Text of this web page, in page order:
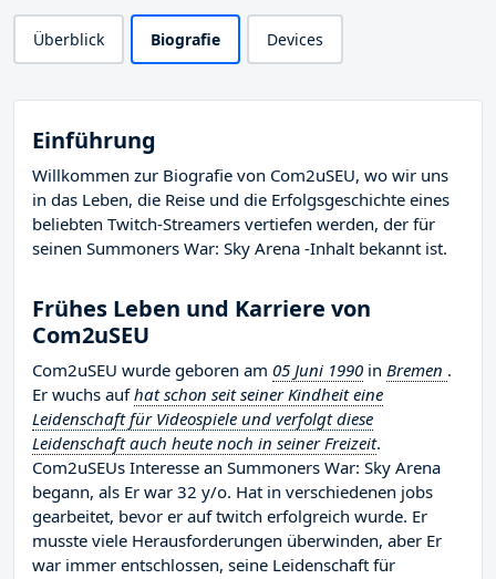
Überblick Biografie Devices
Einführung
Willkommen zur Biografie von Com2uSEU, wo wir uns
in das Leben, die Reise und die Erfolgsgeschichte eines
beliebten Twitch-Streamers vertiefen werden, der für
seinen Summoners War: Sky Arena -Inhalt bekannt ist.
Frühes Leben und Karriere von
Com2uSEU
Com2uSEU wurde geboren am 05 Juni 1990 in Bremen .
Er wuchs aufhat schon seit seiner Kindheit eine
Leidenschaft für Videospiele und verfolgt diese
Leidenschaft auch heute noch in seiner Freizeit.
Com2uSEUs Interesse an Summoners War: Sky Arena
begann, als Er war 32 y/o. Hat in verschiedenen jobs
gearbeitet, bevor er auf twitch erfolgreich wurde. Er
musste viele Herausforderungen überwinden, aber Er
war immer entschlossen, seine Leidenschaft für